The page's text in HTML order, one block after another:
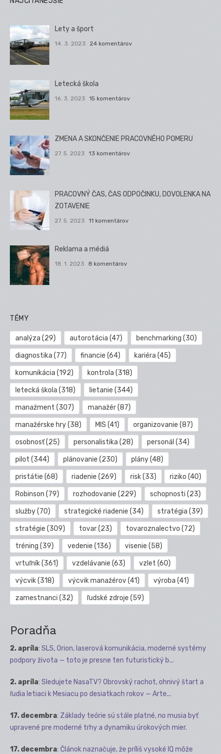
Lety a šport
14. 3. 2023 24 komentárov
Letecká škola
16. 3. 2023 15 komentárov
ZMENA A SKONČENIE PRACOVNÉHO POMERU
27. 5. 2023 13 komentárov
PRACOVNÝ ČAS, ČAS ODPOČINKU, DOVOLENKA NA
ZOTAVENIE
27. 5. 2023 11 komentárov
Reklama a médiá
18. 1. 2023 8 komentárov
TÉMY
analýza (29) autorotácia (47) benchmarking (30)
diagnostika (77) financie (64) kariéra (45)
komunikácia (192) kontrola (318)
letecká škola (318) lietanie (344)
manažment (307) manažér(87)
manažérske hry(38) MIS (41) organizovanie (87)
osobnosť(25) personalistika (28) personál (34)
pilot (344) plánovanie (230) plány(48)
pristátie (68) riadenie (269) risk(33) riziko (40)
Robinson (79) rozhodovanie (229) schopnosti (23)
služby(70) strategické riadenie (34) stratégia (39)
stratégie (309) tovar(23) tovaroznalectvo (72)
tréning (39) vedenie (136) visenie (58)
vrtuľník(361) vzdelávanie (63) vzlet (60)
výcvik(318) výcvik manažérov(41) výroba (41)
zamestnanci (32) ľudské zdroje (59)
Poradňa
2. apríla: SLS, Orion, laserová komunikácia, moderné systémy
podpory života — toto je presne ten futuristický b...
2. apríla: Sledujete NasaTV? Obrovský rachot, ohnivý štart a
ľudia letiaci k Mesiacu po desiatkach rokov — Arte...
17. decembra: Základy teórie sú stále platné, no musia byť
upravené pre moderné trhy a dynamiku úrokových mier.
17. decembra: Článok naznačuje, že príliš vysoké IQ môže